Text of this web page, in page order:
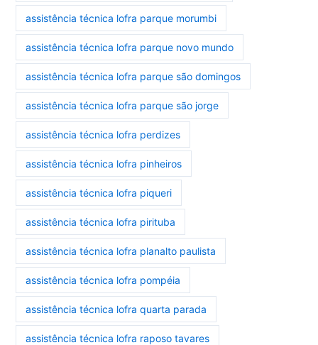
assistência técnica lofra parque morumbi
assistência técnica lofra parque novo mundo
assistência técnica lofra parque são domingos
assistência técnica lofra parque são jorge
assistência técnica lofra perdizes
assistência técnica lofra pinheiros
assistência técnica lofra piqueri
assistência técnica lofra pirituba
assistência técnica lofra planalto paulista
assistência técnica lofra pompéia
assistência técnica lofra quarta parada
assistência técnica lofra raposo tavares